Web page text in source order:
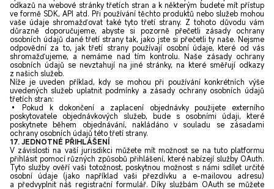
odkazů na webové stránky třetích stran a k některým budete mít přístup
ve formě SDK, API atd. Při používání těchto produktů nebo služeb mohou
vaše údaje shromažďovat také tyto třetí strany. Z tohoto důvodu vám
důrazně doporučujeme, abyste si pozorně přečetli zásady ochrany
osobních údajů dané třetí strany tak, jako jste si přečetli ty naše. Nejsme
odpovědní za to, jak třetí strany používají osobní údaje, které od vás
shromažďujeme, a nemáme nad tím kontrolu. Naše zásady ochrany
osobních údajů se nevztahují na jiné stránky, na které směřují odkazy
z našich služeb.
Níže je uveden příklad, kdy se mohou při používání konkrétních výše
uvedených služeb uplatnit podmínky a zásady ochrany osobních údajů
třetích stran:
• Pokud k dokončení a zaplacení objednávky použijete externího
poskytovatele objednávkových služeb, bude s osobními údaji, které
poskytnete během objednávání, nakládáno v souladu se zásadami
ochrany osobních údajů této třetí strany.
17. JEDNOTNÉ PŘIHLÁŠENÍ
V závislosti na vaší jurisdikci můžete mít možnost se na tuto platformu
přihlásit pomocí různých způsobů přihlášení, které nabízejí služby OAuth.
Tyto služby ověří vaši totožnost, poskytnou možnost s námi sdílet určité
osobní údaje (jako například vaši přezdívku a e-mailovou adresu)
a předvyplnit náš registrační formulář. Díky službám OAuth se můžete